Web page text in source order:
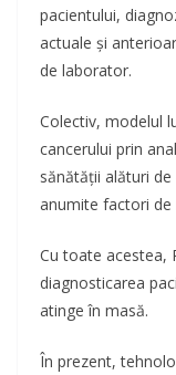
pacientului,
actuale și
de laborator.
Colectiv, modelul
cancerului prin
sănătății alături
anumite factori de
Cu toate acestea,
diagnosticarea
atinge în masă.
În prezent,